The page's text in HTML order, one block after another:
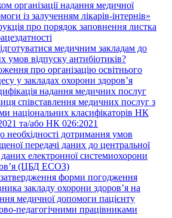
організації надання медичної
із залученням лікарів-інтернів»
про порядок заповнення листка
медичним закладам до
умов відпуску антибіотиків?
про організацію освітнього
у закладах охорони здоров’я
надання медичних послуг
співставлення медичних послуг з
національних класифікаторів НК
та/або НК 026:2021
необхідності дотримання умов
передачі даних до центральної
електронної системиохорони
(ЦБД ЕСОЗ)
форми погодження
закладу охорони здоров’я на
медичної допомоги пацієнту
педагогічними працівниками